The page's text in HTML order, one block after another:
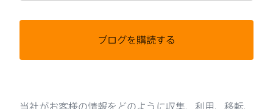
ブログを購読する
当社が​お客様の​情報を​どのように​収集、​利用、​移転、​